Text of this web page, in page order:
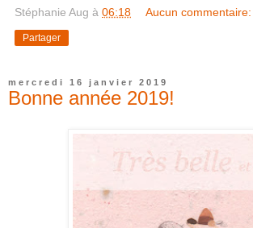
Stéphanie Aug à 06:18 Aucun commentaire:
Partager
mercredi 16 janvier 2019
Bonne année 2019!